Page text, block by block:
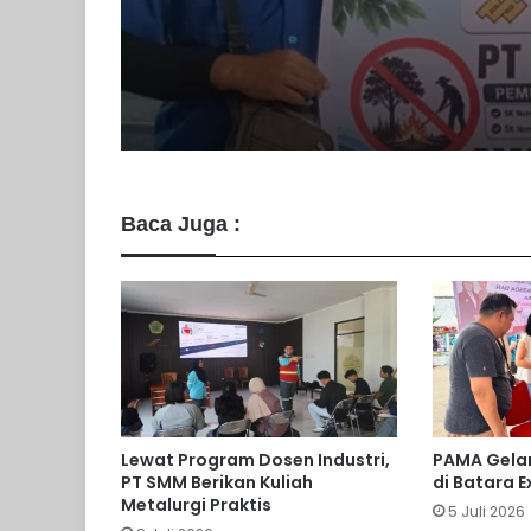
Desa Benangin II
Verifikasi Faktual
Didukung PT BEK &
Baca Juga :
Lewat Program Dosen Industri,
PT SMM Berikan Kuliah
Metalurgi Praktis
PAMA
di Batara
5 Juli 2026